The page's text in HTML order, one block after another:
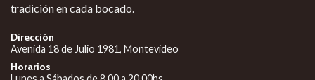
tradición en cada bocado.
Dirección
Avenida 18 de Julio 1981, Montevideo
Horarios